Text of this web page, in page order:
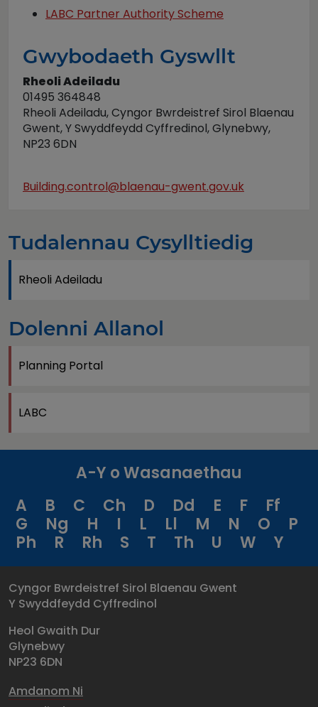
LABC Partner Authority Scheme
Gwybodaeth Gyswllt
Rheoli Adeiladu
01495 364848
Rheoli Adeiladu, Cyngor Bwrdeistref Sirol Blaenau
Gwent, Y Swyddfeydd Cyffredinol, Glynebwy,
NP23 6DN
Building.control@blaenau-gwent.gov.uk
Tudalennau Cysylltiedig
Rheoli Adeiladu
Dolenni Allanol
Planning Portal
LABC
A-Y o Wasanaethau
A
B C Ch D Dd E F
Ff
G
Ng H I L Ll M N O
P
Ph
R Rh S T Th U W Y
Cyngor Bwrdeistref Sirol Blaenau Gwent
Y Swyddfeydd Cyffredinol
Heol Gwaith Dur
Glynebwy
NP23 6DN
Amdanom Ni